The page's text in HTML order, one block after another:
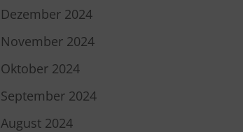
Dezember 2024
November 2024
Oktober 2024
September 2024
August 2024